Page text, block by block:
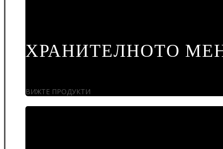
ХРАНИТЕЛНОТО
ВИЖТЕ ПРОДУКТИ